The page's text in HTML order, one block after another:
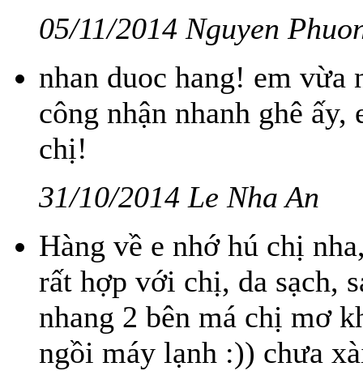
05/11/2014 Nguyen
nhan duoc hang! em
công nhận nhanh ghê
chị!
31/10/2014 Le Nha An
Hàng về e nhớ hú chị
rất hợp với chị, da sạch,
nhang 2 bên má chị mơ
ngồi máy lạnh :)) chưa